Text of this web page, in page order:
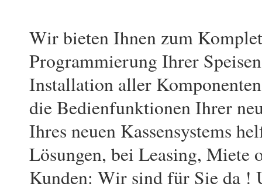
Wir bieten Ihnen zum
Programmierung Ihrer
Installation aller
die Bedienfunktionen Ihrer
Ihres neuen Kassensystems
Lösungen, bei Leasing, Miete
Kunden: Wir sind für Sie da !